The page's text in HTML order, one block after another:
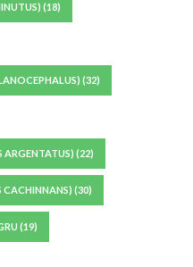
(18)
(32)
ARGENTATUS) (22)
CACHINNANS) (30)
(19)